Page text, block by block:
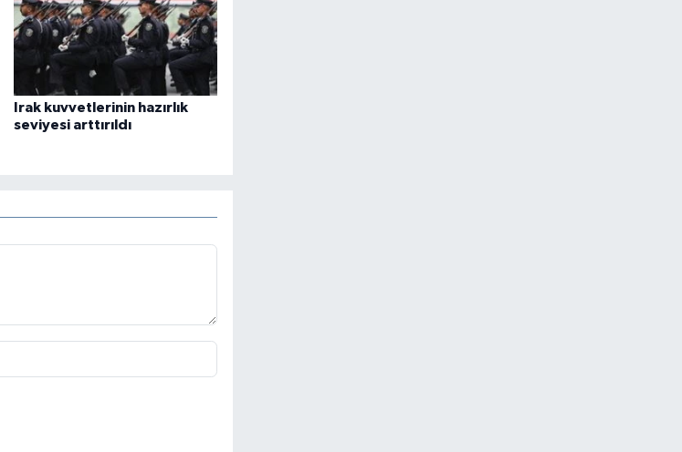
Irak kuvvetlerinin hazırlık
seviyesi arttırıldı